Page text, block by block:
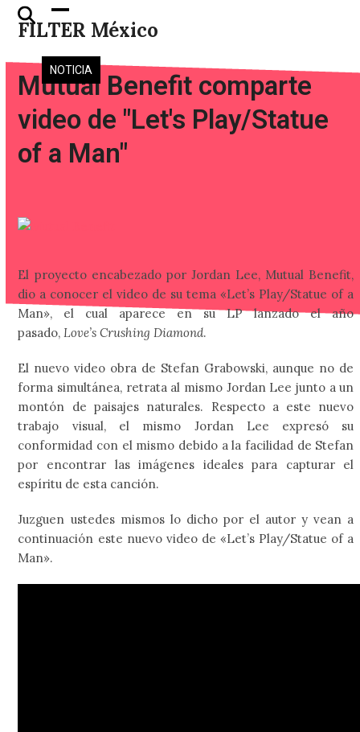
Skip
FILTER México
Open
mobile
menu
Close
mobile
menu
NOTICIA
Mutual Benefit comparte
video de "Let's Play/Statue
of a Man"
El proyecto encabezado por Jordan Lee, Mutual Benefit,
dio a conocer el video de su tema «Let’s Play/Statue of a
Man», el cual aparece en su LP lanzado el año
pasado,Love’s Crushing Diamond.
El nuevo video obra de Stefan Grabowski, aunque no de
forma simultánea, retrata al mismo Jordan Lee junto a un
montón de paisajes naturales. Respecto a este nuevo
trabajo visual, el mismo Jordan Lee expresó su
conformidad con el mismo debido a la facilidad de Stefan
por encontrar las imágenes ideales para capturar el
espíritu de esta canción.
Juzguen ustedes mismos lo dicho por el autor y vean a
continuación este nuevo video de «Let’s Play/Statue of a
Man».